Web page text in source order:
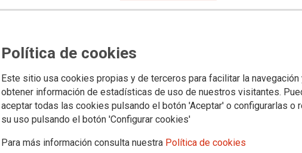
Política de cookies
Este sitio usa cookies propias y de terceros para facilitar la navegación
obtener información de estadísticas de uso de nuestros visitantes.
aceptar todas las cookies pulsando el botón 'Aceptar' o configurarlas o
su uso pulsando el botón 'Configurar cookies'
Para más información consulta nuestra Política de cookies
PlaybackManifestLoadError
A network error (status 0) occurred while loading manifest